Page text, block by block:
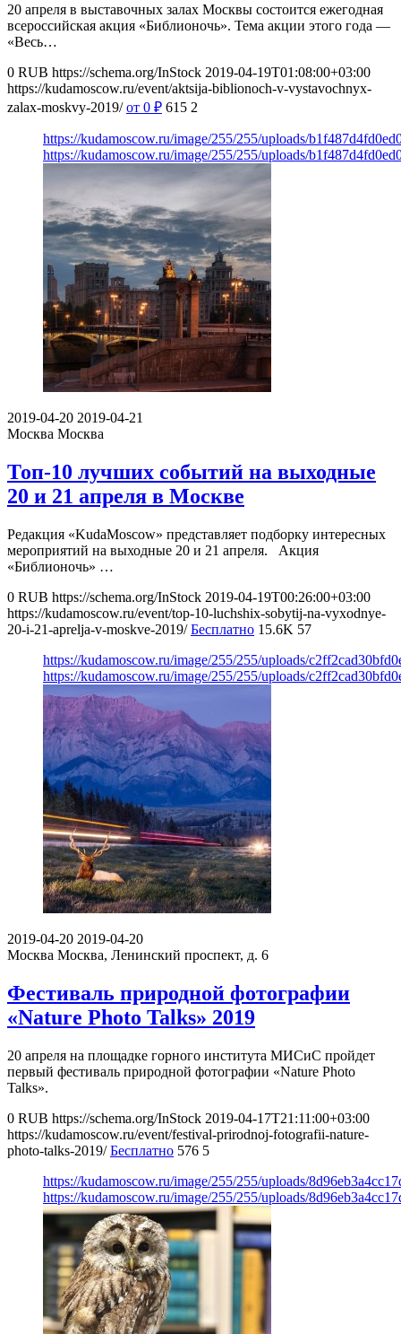
20 апреля в выставочных залах Москвы состоится ежегодная
всероссийская акция «Библионочь». Тема акции этого года —
«Весь…
0 RUB https://schema.org/InStock 2019-04-19T01:08:00+03:00
https://kudamoscow.ru/event/aktsija-biblionoch-v-vystavochnyx-
zalax-moskvy-2019/ от 0 ₽ 615 2
https://kudamoscow.ru/image/255/255/uploads/
https://kudamoscow.ru/image/255/255/uploads/
2019-04-20 2019-04-21
Москва Москва
Топ-10 лучших событий на выходные
20 и 21 апреля в Москве
Редакция «KudaMoscow» представляет подборку интересных
мероприятий на выходные 20 и 21 апреля. Акция
«Библионочь» …
0 RUB https://schema.org/InStock 2019-04-19T00:26:00+03:00
https://kudamoscow.ru/event/top-10-luchshix-sobytij-na-vyxodnye-
20-i-21-aprelja-v-moskve-2019/ Бесплатно 15.6K 57
https://kudamoscow.ru/image/255/255/uploads/
https://kudamoscow.ru/image/255/255/uploads/
2019-04-20 2019-04-20
Москва Москва, Ленинский проспект, д. 6
Фестиваль природной фотографии
«Nature Photo Talks» 2019
20 апреля на площадке горного института МИСиС пройдет
первый фестиваль природной фотографии «Nature Photo
Talks».
0 RUB https://schema.org/InStock 2019-04-17T21:11:00+03:00
https://kudamoscow.ru/event/festival-prirodnoj-fotografii-nature-
photo-talks-2019/ Бесплатно 576 5
https://kudamoscow.ru/image/255/255/uploads/
https://kudamoscow.ru/image/255/255/uploads/